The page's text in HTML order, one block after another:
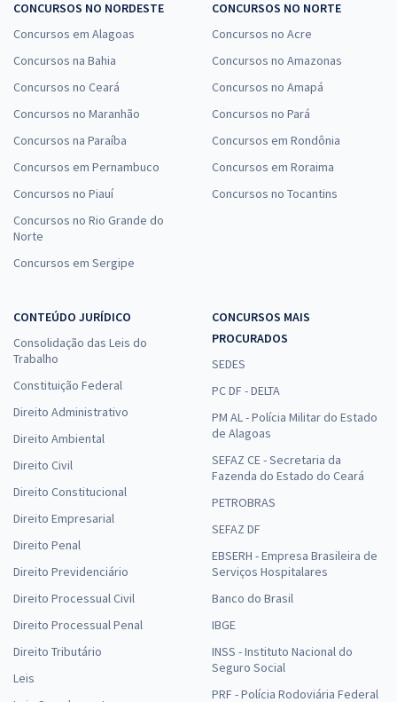
CONCURSOS NO NORDESTE
Concursos em Alagoas
Concursos na Bahia
Concursos no Ceará
Concursos no Maranhão
Concursos na Paraíba
Concursos em Pernambuco
Concursos no Piauí
Concursos no Rio Grande do
Norte
Concursos em Sergipe
CONCURSOS NO NORTE
Concursos no Acre
Concursos no Amazonas
Concursos no Amapá
Concursos no Pará
Concursos em Rondônia
Concursos em Roraima
Concursos no Tocantins
CONTEÚDO JURÍDICO
Consolidação das Leis do
Trabalho
Constituição Federal
Direito Administrativo
Direito Ambiental
Direito Civil
Direito Constitucional
Direito Empresarial
Direito Penal
Direito Previdenciário
Direito Processual Civil
Direito Processual Penal
Direito Tributário
Leis
CONCURSOS MAIS
PROCURADOS
SEDES
PC DF - DELTA
PM AL - Polícia Militar do Estado
de Alagoas
SEFAZ CE - Secretaria da
Fazenda do Estado do Ceará
PETROBRAS
SEFAZ DF
EBSERH - Empresa Brasileira de
Serviços Hospitalares
Banco do Brasil
IBGE
INSS - Instituto Nacional do
Seguro Social
PRF - Polícia Rodoviária Federal